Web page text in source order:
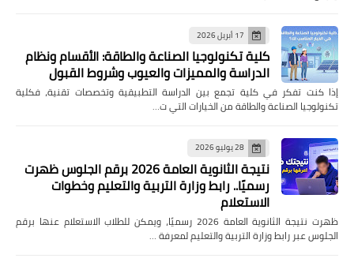
17 أبريل 2026
كلية تكنولوجيا الصناعة والطاقة: الأقسام ونظام
الدراسة والمميزات والعيوب وشروط القبول
إذا كنت تفكر في كلية تجمع بين الدراسة التطبيقية وتخصصات تقنية، فكلية
تكنولوجيا الصناعة والطاقة من الخيارات التي ت…
28 يوليو 2026
نتيجة الثانوية العامة 2026 برقم الجلوس ظهرت
رسميًا.. رابط وزارة التربية والتعليم وخطوات
الاستعلام
ظهرت نتيجة الثانوية العامة 2026 رسميًا، ويمكن للطلاب الاستعلام عنها برقم
الجلوس عبر رابط وزارة التربية والتعليم لمعرفة …